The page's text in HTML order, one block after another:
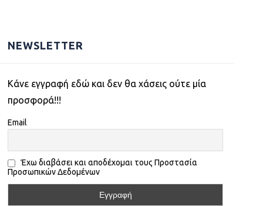
NEWSLETTER
Kάνε εγγραφή εδώ και δεν θα χάσεις ούτε μία
προσφορά!!!
Email
Έχω διαβάσει και αποδέχομαι τους Προστασία
Προσωπικών Δεδομένων